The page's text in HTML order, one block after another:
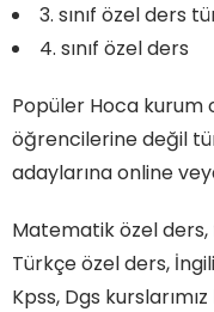
3. sınıf özel ders
4. sınıf özel ders
Popüler Hoca
öğrencilerine değil
adaylarına online
Matematik özel ders,
Türkçe özel ders,
Kpss, Dgs